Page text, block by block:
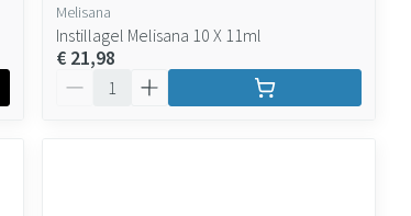
Melisana
Instillagel Melisana 10 X 11ml
€ 21,98